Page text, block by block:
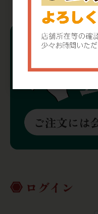
ログイン